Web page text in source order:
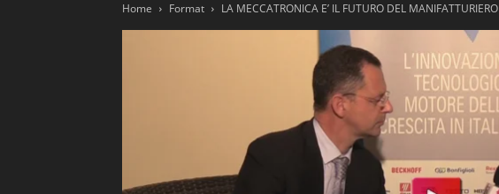
Home Format LA MECCATRONICA E’ IL FUTURO DEL MANIFATTURIERO